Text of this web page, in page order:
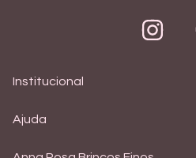
Institucional
Ajuda